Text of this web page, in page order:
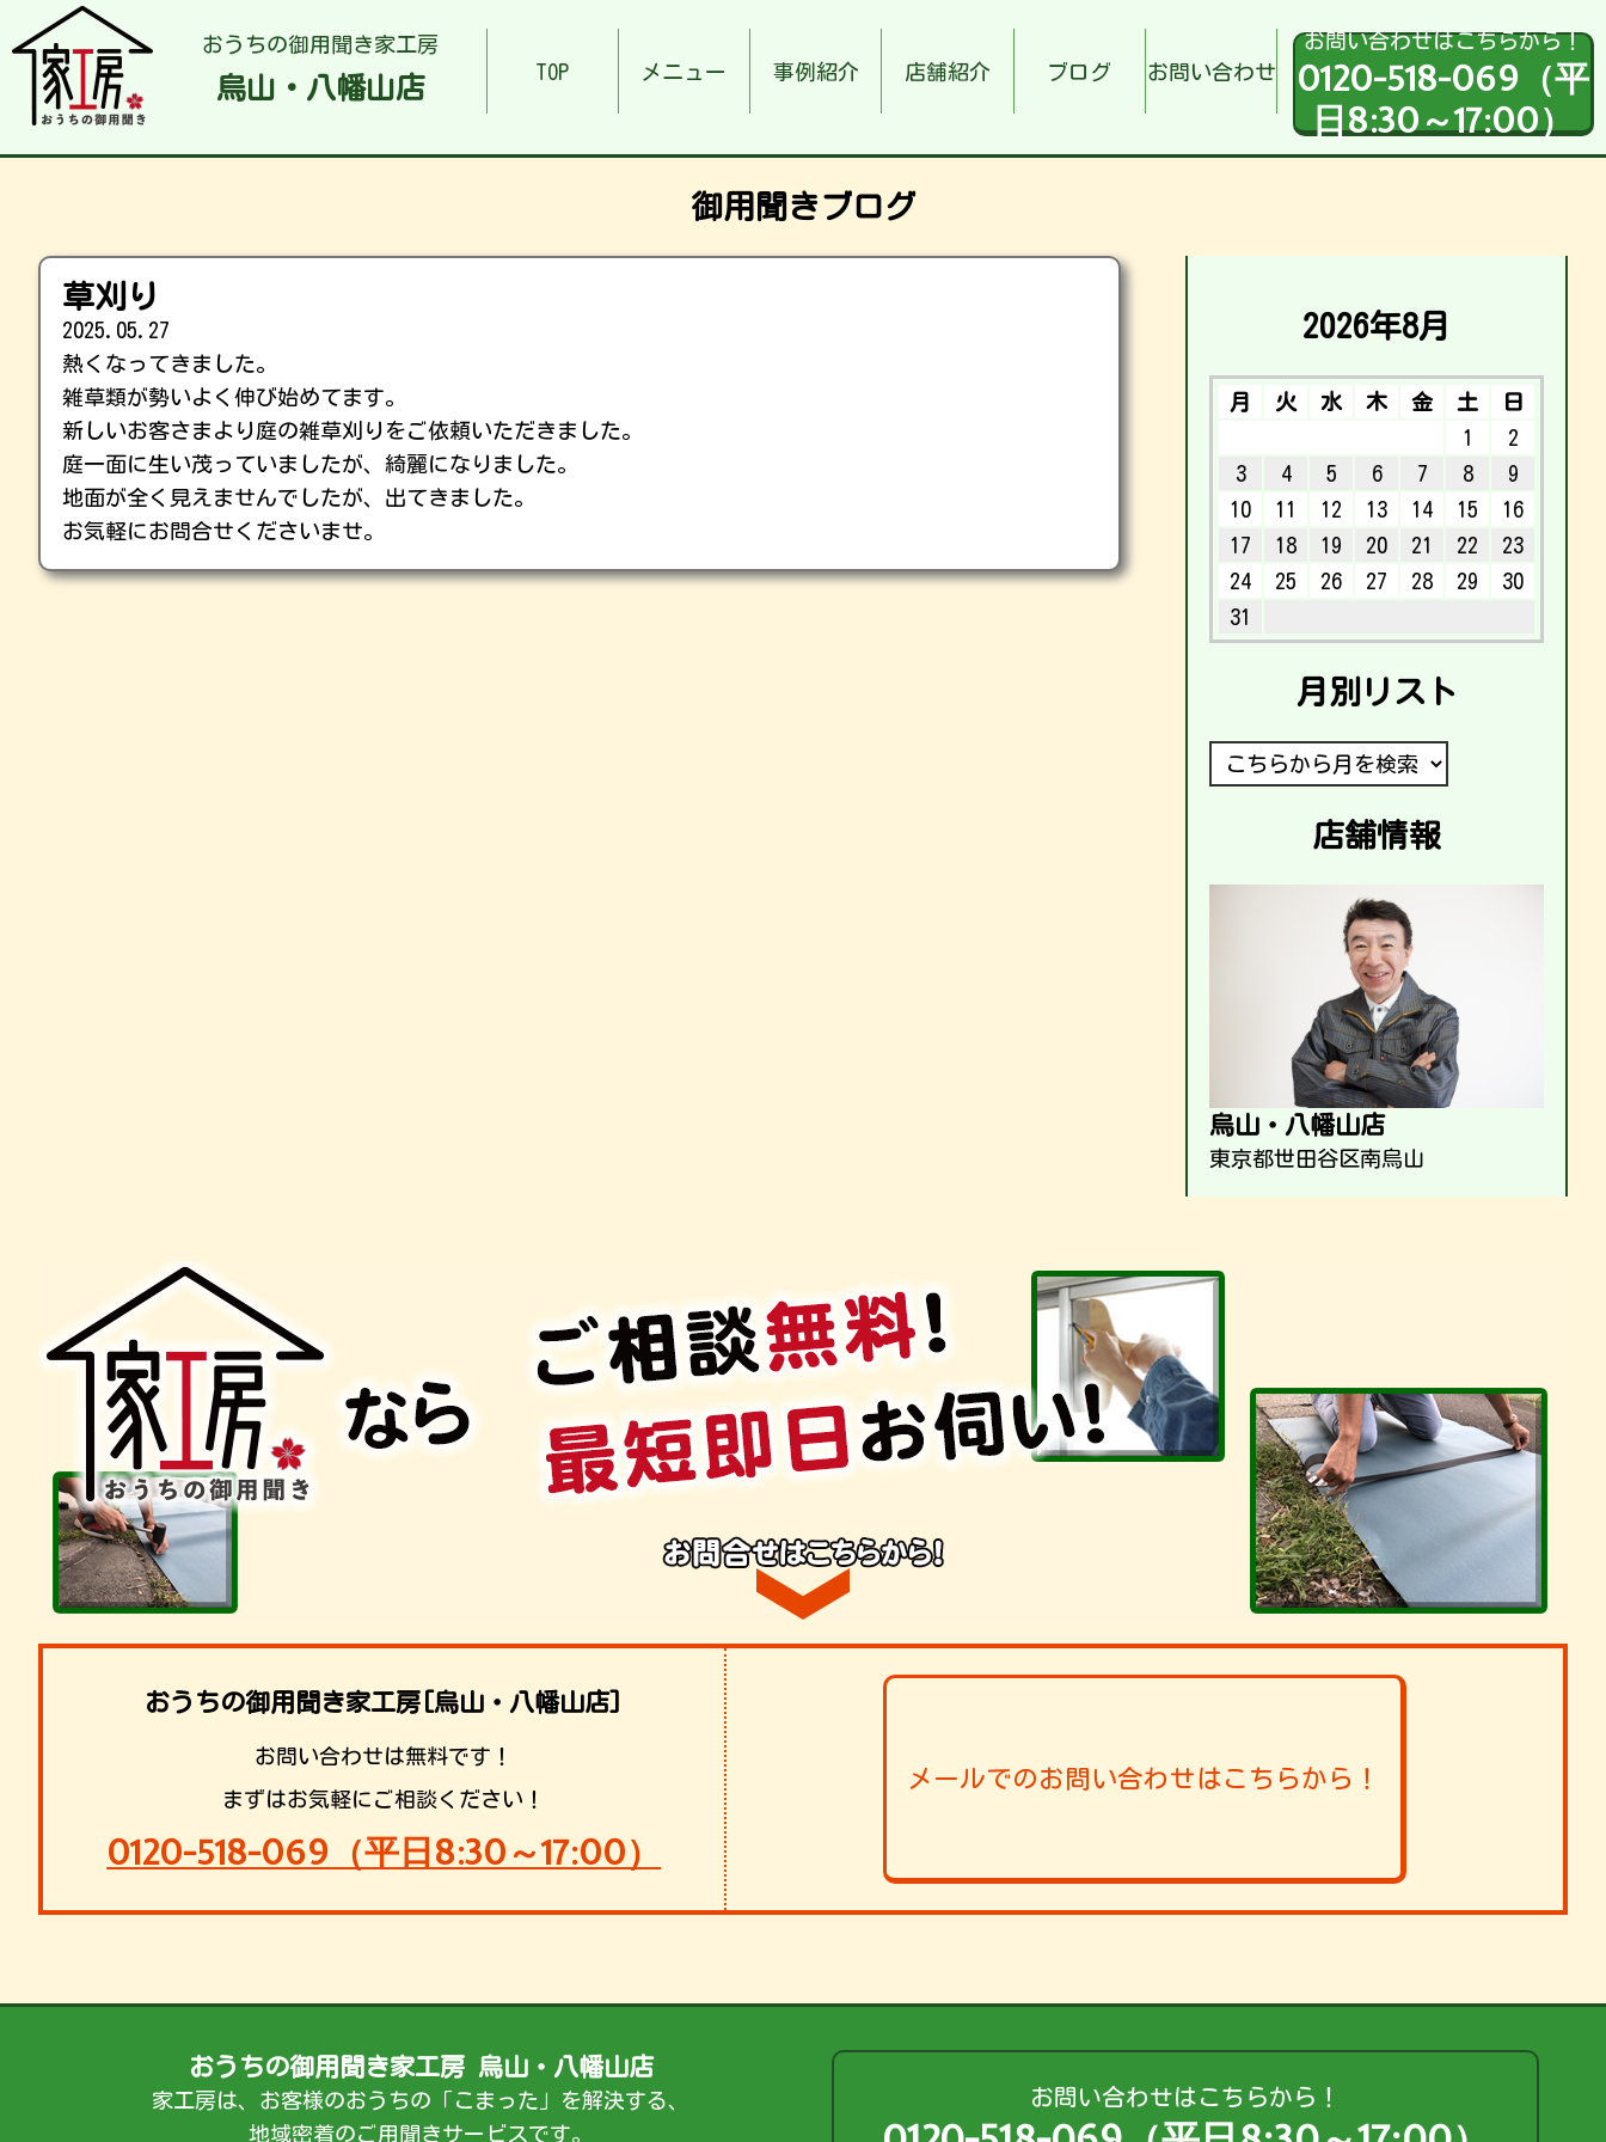
おうちの御用聞き家工房
烏山・八幡山店
TOP メニュー 事例紹介 店舗紹介 ブログ お問い合わせ
お問い合わせはこちらから！
0120-518-069（平
日8:30～17:00）
御用聞きブログ
草刈り
2025.05.27
熱くなってきました。
雑草類が勢いよく伸び始めてます。
新しいお客さまより庭の雑草刈りをご依頼いただきました。
庭一面に生い茂っていましたが、綺麗になりました。
地面が全く見えませんでしたが、出てきました。
お気軽にお問合せくださいませ。
2026年8月
月 火 水 木 金 土
日
1
2
3
4 5 6 7 8
9
10
11 12 13 14 15
16
17
18 19 20 21 22
23
24
25 26 27 28 29
30
31
月別リスト
店舗情報
烏山・八幡山店
東京都世田谷区南烏山
おうちの御用聞き家工房[烏山・八幡山店]
お問い合わせは無料です！
まずはお気軽にご相談ください！
0120-518-069（平日8:30～17:00）
メールでのお問い合わせはこちらから！
おうちの御用聞き家工房 烏山・八幡山店
家工房は、お客様のおうちの「こまった」を解決する、
地域密着のご用聞きサービスです。
お問い合わせはこちらから！